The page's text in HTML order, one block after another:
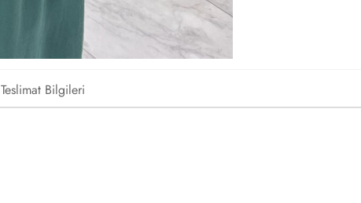
Teslimat Bilgileri